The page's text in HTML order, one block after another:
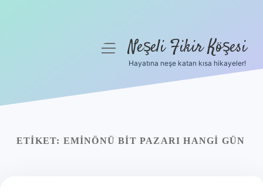
Yasal Uyarı
menüyüNeşeli Fikir Köşesi
Hayatına neşe katan kısa hikayeler!
ETIKET: EMINÖNÜ BIT PAZARI HANGI GÜN